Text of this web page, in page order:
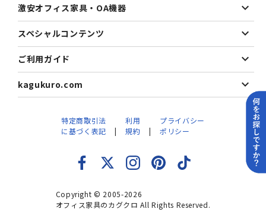
激安オフィス家具・OA機器
スペシャルコンテンツ
ご利用ガイド
kagukuro.com
Copyright © 2005-2026
オフィス家具のカグクロ All Rights Reserved.
特定商取引法
に基づく表記
利用
規約
プライバシー
ポリシー